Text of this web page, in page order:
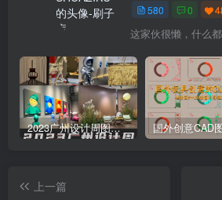
580 0
这家伙很懒，什么
2023广州设计周图集更新至8000多张高清图+联系方式 国外创意CAD
上一篇